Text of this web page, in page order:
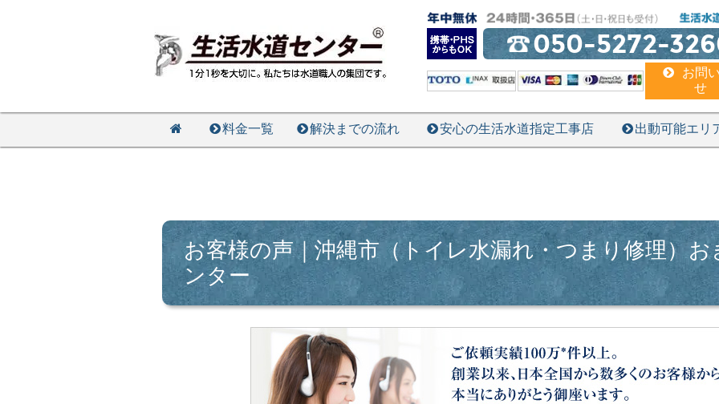
050-5272-
お問
せ
料金一覧 解決までの流れ 安心の生活水道指定工事店 出動可能エリ
お客様の声｜沖縄市（トイレ水漏れ・つまり修理）
ンター